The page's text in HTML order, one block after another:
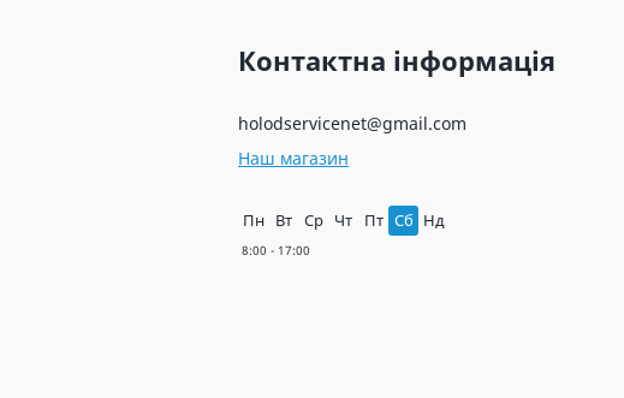
Контактна інформація
holodservicenet@gmail.com
Наш магазин
Пн Вт Ср Чт Пт Сб Нд